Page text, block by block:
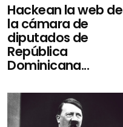
Hackean la web de
la cámara de
diputados de
República
Dominicana...